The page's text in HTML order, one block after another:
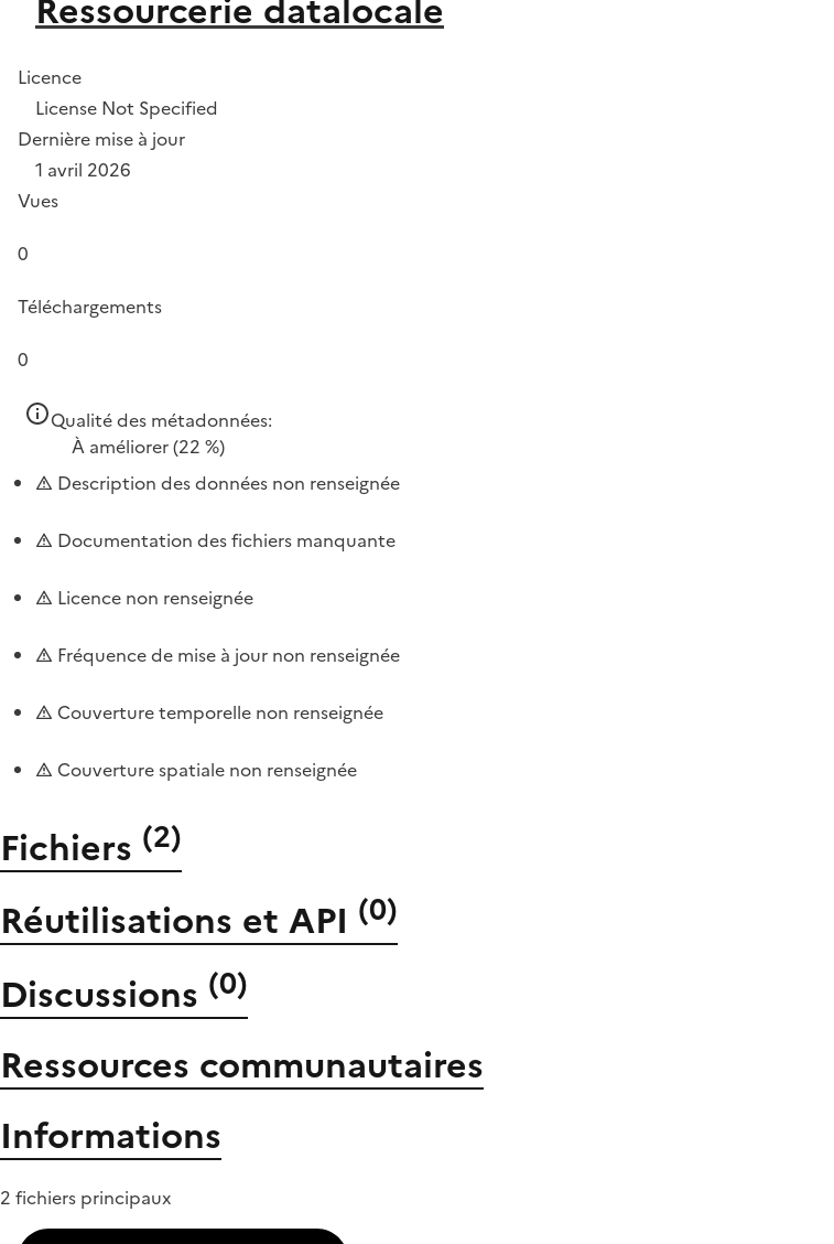
Ressourcerie datalocale
Licence
License Not Specified
Dernière mise à jour
1 avril 2026
Vues
0
Téléchargements
0
Qualité des métadonnées:
À améliorer(22 %)
Description des données non renseignée
Documentation des fichiers manquante
Licence non renseignée
Fréquence de mise à jour non renseignée
Couverture temporelle non renseignée
Couverture spatiale non renseignée
Fichiers (2)
Réutilisations et API (0)
Discussions (0)
Ressources communautaires
Informations
2 fichiers principaux